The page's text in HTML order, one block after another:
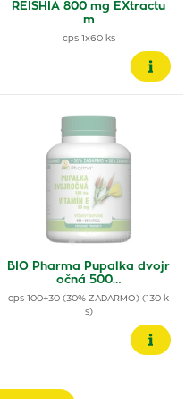
REISHIA 800 mg EXtractu
m
cps 1x60 ks
BIO Pharma Pupalka dvojr
očná 500…
cps 100+30 (30% ZADARMO) (130 k
s)